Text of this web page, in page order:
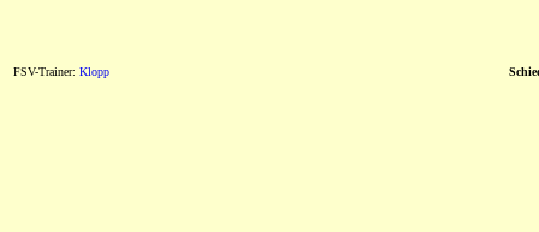
FSV-Trainer: Klopp